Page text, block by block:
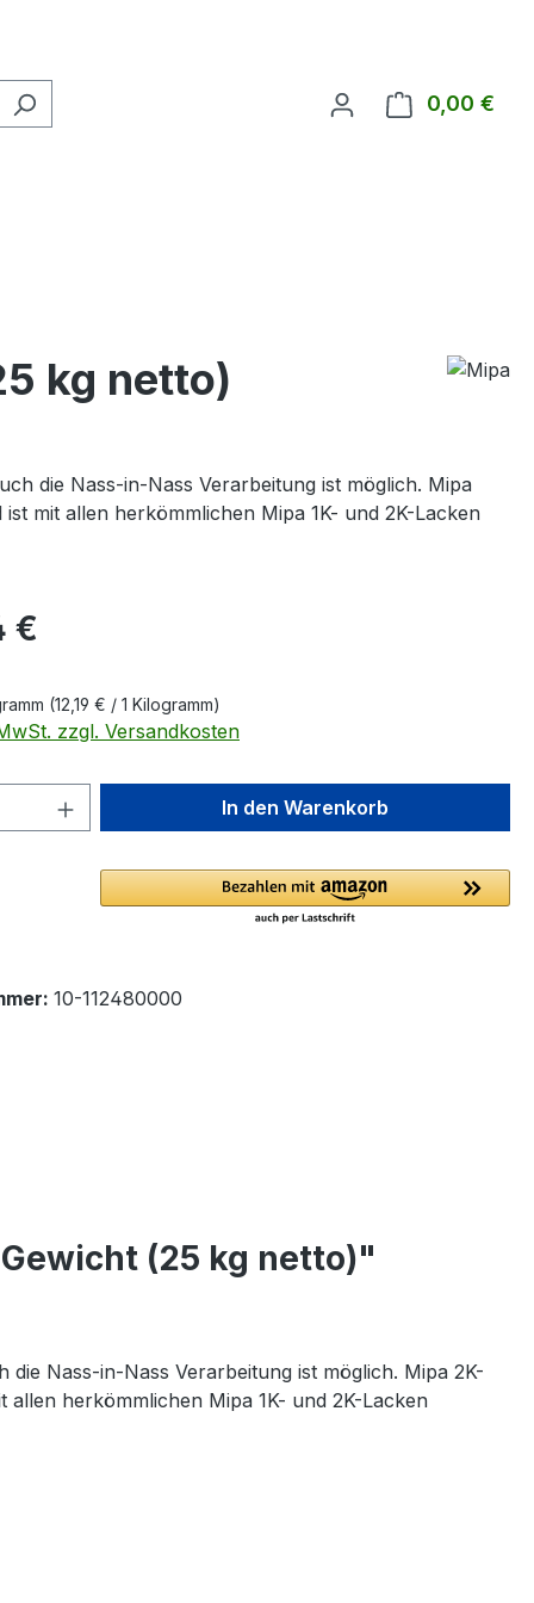
0,00 €
kg netto)
die Nass-in-Nass Verarbeitung ist möglich. Mipa
mit allen herkömmlichen Mipa 1K- und 2K-Lacken
€
(12,19 € / 1 Kilogramm)
zzgl. Versandkosten
Anzahl: Gib den gewünschten Wert
In den Warenkorb
10-112480000
(25 kg netto)"
Nass-in-Nass Verarbeitung ist möglich. Mipa 2K-
herkömmlichen Mipa 1K- und 2K-Lacken